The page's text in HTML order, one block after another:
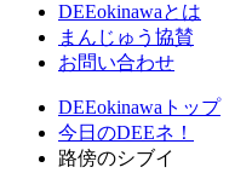
DEEokinawaとは
まんじゅう協賛
お問い合わせ
DEEokinawaトップ
今日のDEEネ！
路傍のシブイ